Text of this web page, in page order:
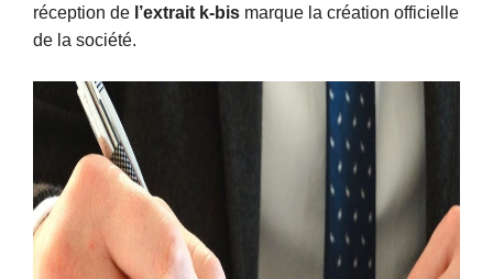
réception de l’extrait k-bis marque la création officielle
de la société.